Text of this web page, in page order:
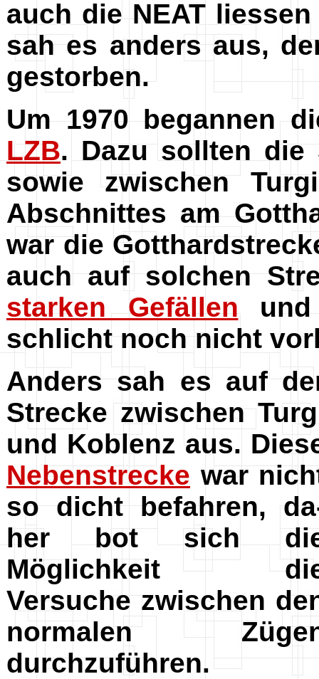
auch die NEAT
sah es anders aus,
gestorben.
Um 1970 begannen
LZB. Dazu sollten die
sowie zwischen
Abschnittes am
war die
auch auf solchen
starken Gefällen
schlicht noch nicht
Anders sah es auf
Strecke zwischen
und Koblenz aus.
Nebenstrecke war
so dicht befahren,
her bot sich
Möglichkeit
Versuche zwischen
normalen
durchzuführen.